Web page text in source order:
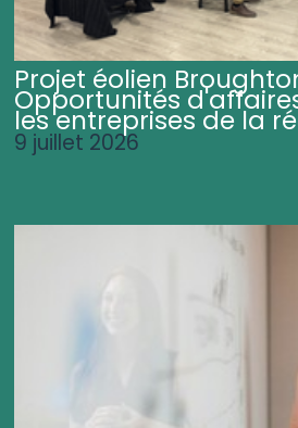
Projet éolien
Opportunités
les entreprises de la
9 juillet 2026